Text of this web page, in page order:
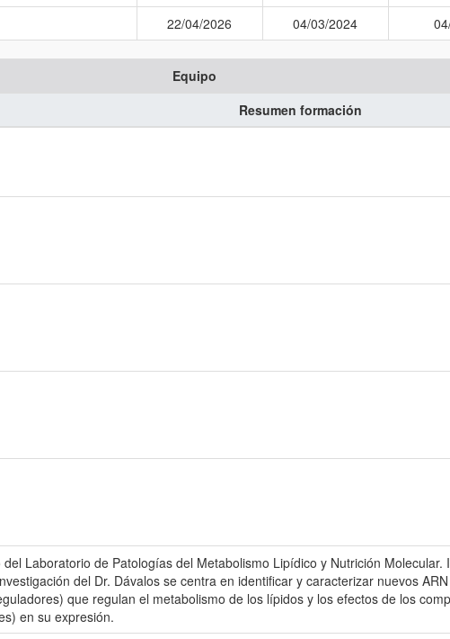
22/04/2026 04/03/2024
Equipo
Resumen formación
Laboratorio de Patologías del Metabolismo Lipídico y Nutrición Molecular.
del Dr. Dávalos se centra en identificar y caracterizar nuevos
que regulan el metabolismo de los lípidos y los efectos de los
en su expresión.